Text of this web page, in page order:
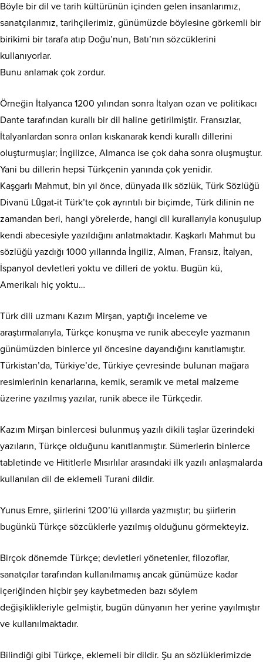
Böyle bir dil ve tarih kültürünün içinden gelen insanlarımız,
sanatçılarımız, tarihçilerimiz, günümüzde böylesine görkemli bir
birikimi bir tarafa atıp Doğu’nun, Batı’nın sözcüklerini
kullanıyorlar.
Bunu anlamak çok zordur.
Örneğin İtalyanca 1200 yılından sonra İtalyan ozan ve politikacı
Dante tarafından kurallı bir dil haline getirilmiştir. Fransızlar,
İtalyanlardan sonra onları kıskanarak kendi kurallı dillerini
oluşturmuşlar; İngilizce, Almanca ise çok daha sonra oluşmuştur.
Yani bu dillerin hepsi Türkçenin yanında çok yenidir.
Kaşgarlı Mahmut, bin yıl önce, dünyada ilk sözlük, Türk Sözlüğü
Divanü Lûgat-it Türk’te çok ayrıntılı bir biçimde, Türk dilinin ne
zamandan beri, hangi yörelerde, hangi dil kurallarıyla konuşulup
kendi abecesiyle yazıldığını anlatmaktadır. Kaşkarlı Mahmut bu
sözlüğü yazdığı 1000 yıllarında İngiliz, Alman, Fransız, İtalyan,
İspanyol devletleri yoktu ve dilleri de yoktu. Bugün kü,
Amerikalı hiç yoktu…
Türk dili uzmanı Kazım Mirşan, yaptığı inceleme ve
araştırmalarıyla, Türkçe konuşma ve runik abeceyle yazmanın
günümüzden binlerce yıl öncesine dayandığını kanıtlamıştır.
Türkistan’da, Türkiye’de, Türkiye çevresinde bulunan mağara
resimlerinin kenarlarına, kemik, seramik ve metal malzeme
üzerine yazılmış yazılar, runik abece ile Türkçedir.
Kazım Mirşan binlercesi bulunmuş yazılı dikili taşlar üzerindeki
yazıların, Türkçe olduğunu kanıtlanmıştır. Sümerlerin binlerce
tabletinde ve Hititlerle Mısırlılar arasındaki ilk yazılı anlaşmalarda
kullanılan dil de eklemeli Turani dildir.
Yunus Emre, şiirlerini 1200’lü yıllarda yazmıştır; bu şiirlerin
bugünkü Türkçe sözcüklerle yazılmış olduğunu görmekteyiz.
Birçok dönemde Türkçe; devletleri yönetenler, filozoflar,
sanatçılar tarafından kullanılmamış ancak günümüze kadar
içeriğinden hiçbir şey kaybetmeden bazı söylem
değişiklikleriyle gelmiştir, bugün dünyanın her yerine yayılmıştır
ve kullanılmaktadır.
Bilindiği gibi Türkçe, eklemeli bir dildir. Şu an sözlüklerimizde